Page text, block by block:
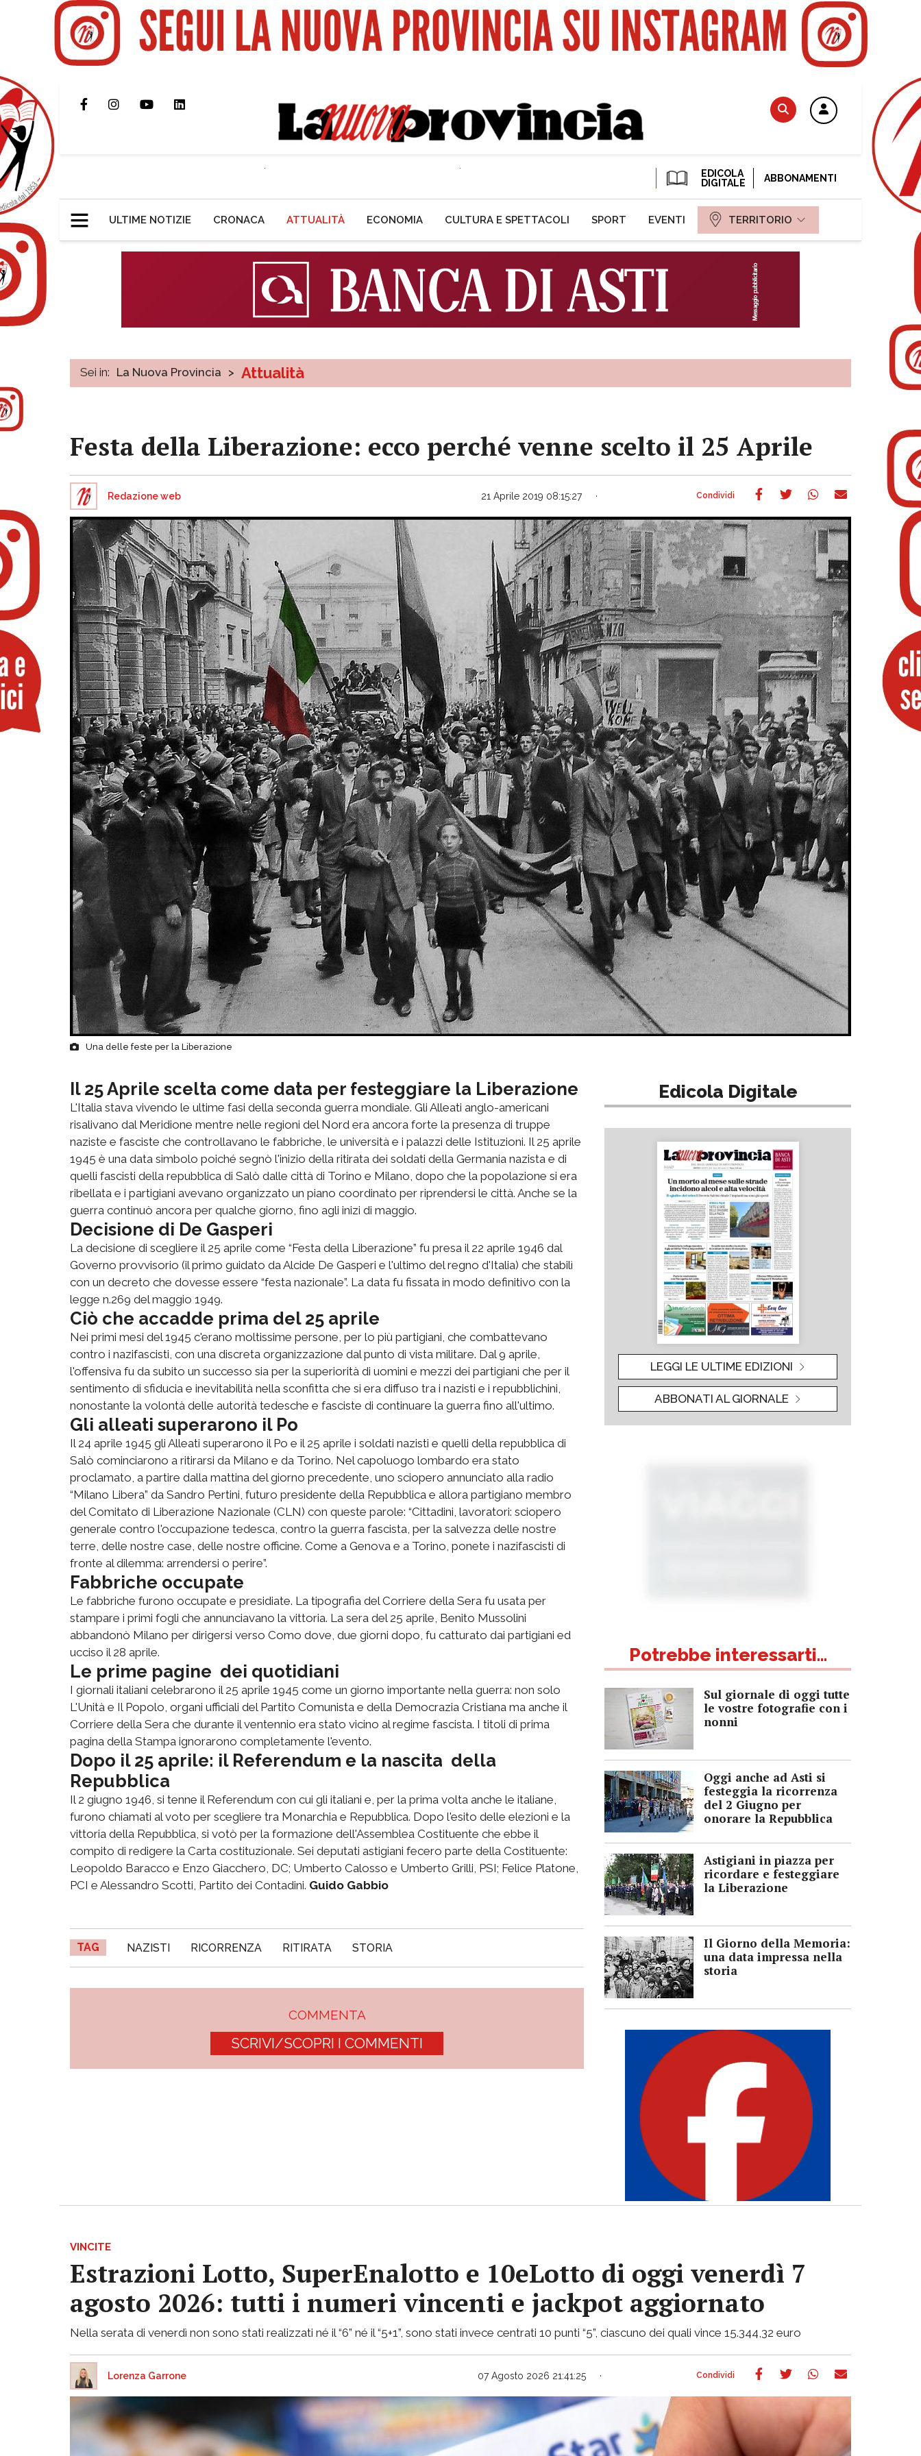
EDICOLA
DIGITALE
ABBONAMENTI
ULTIME NOTIZIE CRONACA ATTUALITÀ ECONOMIA CULTURA E SPETTACOLI SPORT EVENTI TERRITORIO
Sei in: La Nuova Provincia > Attualità
Festa della Liberazione: ecco perché venne scelto il 25 Aprile
Redazione web 21 Aprile 2019 08:15:27
Una delle feste per la Liberazione
Il 25 Aprile scelta come data per festeggiare la Liberazione
L'Italia stava vivendo le ultime fasi della seconda guerra mondiale. Gli Alleati anglo-americani
risalivano dal Meridione mentre nelle regioni del Nord era ancora forte la presenza di truppe
naziste e fasciste che controllavano le fabbriche, le università e i palazzi delle Istituzioni. Il 25 aprile
1945 è una data simbolo poiché segnò l'inizio della ritirata dei soldati della Germania nazista e di
quelli fascisti della repubblica di Salò dalle città di Torino e Milano, dopo che la popolazione si era
ribellata e i partigiani avevano organizzato un piano coordinato per riprendersi le città. Anche se la
guerra continuò ancora per qualche giorno, fino agli inizi di maggio.
Decisione di De Gasperi
La decisione di scegliere il 25 aprile come “Festa della Liberazione” fu presa il 22 aprile 1946 dal
Governo provvisorio (il primo guidato da Alcide De Gasperi e l'ultimo del regno d'Italia) che stabilì
con un decreto che dovesse essere “festa nazionale”. La data fu fissata in modo definitivo con la
legge n.269 del maggio 1949.
Ciò che accadde prima del 25 aprile
Nei primi mesi del 1945 c'erano moltissime persone, per lo più partigiani, che combattevano
contro i nazifascisti, con una discreta organizzazione dal punto di vista militare. Dal 9 aprile,
l'offensiva fu da subito un successo sia per la superiorità di uomini e mezzi dei partigiani che per il
sentimento di sfiducia e inevitabilità nella sconfitta che si era diffuso tra i nazisti e i repubblichini,
nonostante la volontà delle autorità tedesche e fasciste di continuare la guerra fino all'ultimo.
Gli alleati superarono il Po
Il 24 aprile 1945 gli Alleati superarono il Po e il 25 aprile i soldati nazisti e quelli della repubblica di
Salò cominciarono a ritirarsi da Milano e da Torino. Nel capoluogo lombardo era stato
proclamato, a partire dalla mattina del giorno precedente, uno sciopero annunciato alla radio
“Milano Libera” da Sandro Pertini, futuro presidente della Repubblica e allora partigiano membro
del Comitato di Liberazione Nazionale (CLN) con queste parole: “Cittadini, lavoratori: sciopero
generale contro l'occupazione tedesca, contro la guerra fascista, per la salvezza delle nostre
terre, delle nostre case, delle nostre officine. Come a Genova e a Torino, ponete i nazifascisti di
fronte al dilemma: arrendersi o perire”.
Fabbriche occupate
Le fabbriche furono occupate e presidiate. La tipografia del Corriere della Sera fu usata per
stampare i primi fogli che annunciavano la vittoria. La sera del 25 aprile, Benito Mussolini
abbandonò Milano per dirigersi verso Como dove, due giorni dopo, fu catturato dai partigiani ed
ucciso il 28 aprile.
Le prime pagine dei quotidiani
I giornali italiani celebrarono il 25 aprile 1945 come un giorno importante nella guerra: non solo
L'Unità e Il Popolo, organi ufficiali del Partito Comunista e della Democrazia Cristiana ma anche il
Corriere della Sera che durante il ventennio era stato vicino al regime fascista. I titoli di prima
pagina della Stampa ignorarono completamente l'evento.
Dopo il 25 aprile: il Referendum e la nascita della
Repubblica
Il 2 giugno 1946, si tenne il Referendum con cui gli italiani e, per la prima volta anche le italiane,
furono chiamati al voto per scegliere tra Monarchia e Repubblica. Dopo l'esito delle elezioni e la
vittoria della Repubblica, si votò per la formazione dell'Assemblea Costituente che ebbe il
compito di redigere la Carta costituzionale. Sei deputati astigiani fecero parte della Costituente:
Leopoldo Baracco e Enzo Giacchero, DC; Umberto Calosso e Umberto Grilli, PSI; Felice Platone,
PCI e Alessandro Scotti, Partito dei Contadini. Guido Gabbio
TAG NAZISTI RICORRENZA RITIRATA STORIA
COMMENTA
SCRIVI/SCOPRI I COMMENTI
Edicola Digitale
LEGGI LE ULTIME EDIZIONI
ABBONATI AL GIORNALE
Potrebbe interessarti...
Sul giornale di oggi tutte
le vostre fotografie con i
nonni
Oggi anche ad Asti si
festeggia la ricorrenza
del 2 Giugno per
onorare la Repubblica
Astigiani in piazza per
ricordare e festeggiare
la Liberazione
Il Giorno della Memoria:
una data impressa nella
storia
VINCITE
Estrazioni Lotto, SuperEnalotto e 10eLotto di oggi venerdì 7
agosto 2026: tutti i numeri vincenti e jackpot aggiornato
Nella serata di venerdì non sono stati realizzati né il “6” né il “5+1”, sono stati invece centrati 10 punti “5”, ciascuno dei quali vince 15.344,32 euro
Lorenza Garrone 07 Agosto 2026 21:41:25